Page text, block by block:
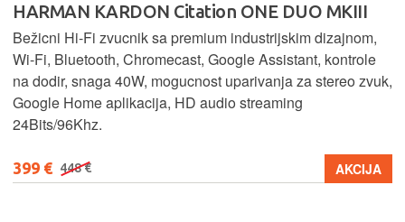
HARMAN KARDON Citation ONE DUO MKIII
Bežicni Hi-Fi zvucnik sa premium industrijskim dizajnom,
Wi-Fi, Bluetooth, Chromecast, Google Assistant, kontrole
na dodir, snaga 40W, mogucnost uparivanja za stereo zvuk,
Google Home aplikacija, HD audio streaming
24Bits/96Khz.
399 € 448 € AKCIJA